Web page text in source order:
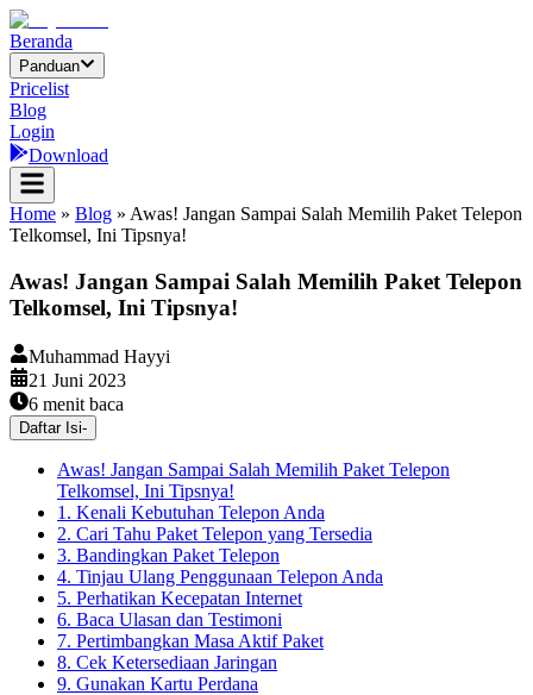
Beranda
Panduan
Pricelist
Blog
Login
Download
Home » Blog » Awas! Jangan Sampai Salah Memilih Paket Telepon
Telkomsel, Ini Tipsnya!
Awas! Jangan Sampai Salah Memilih Paket Telepon
Telkomsel, Ini Tipsnya!
Muhammad Hayyi
21 Juni 2023
6 menit baca
Daftar Isi-
Awas! Jangan Sampai Salah Memilih Paket Telepon
Telkomsel, Ini Tipsnya!
1. Kenali Kebutuhan Telepon Anda
2. Cari Tahu Paket Telepon yang Tersedia
3. Bandingkan Paket Telepon
4. Tinjau Ulang Penggunaan Telepon Anda
5. Perhatikan Kecepatan Internet
6. Baca Ulasan dan Testimoni
7. Pertimbangkan Masa Aktif Paket
8. Cek Ketersediaan Jaringan
9. Gunakan Kartu Perdana